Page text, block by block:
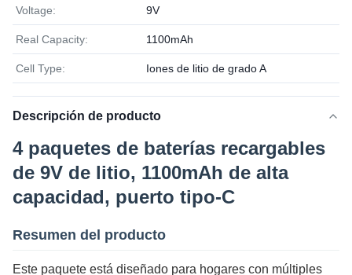
Voltage: 9V
Real Capacity: 1100mAh
Cell Type: Iones de litio de grado A
Descripción de producto
4 paquetes de baterías recargables
de 9V de litio, 1100mAh de alta
capacidad, puerto tipo-C
Resumen del producto
Este paquete está diseñado para hogares con múltiples